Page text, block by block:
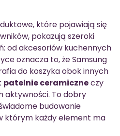
które pojawiają się
pokazują szeroki
od akcesoriów kuchennych
oznacza to, że Samsung
do koszyka obok innych
patelnie ceramiczneczy
aktywności. To dobry
budowanie
którym każdy element ma